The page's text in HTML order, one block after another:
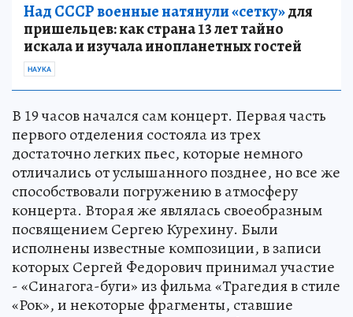
Над СССР военные натянули «сетку»для
пришельцев: как страна 13 лет тайно
искала и изучала инопланетных гостей
НАУКА
В 19 часов начался сам концерт. Первая часть
первого отделения состояла из трех
достаточно легких пьес, которые немного
отличались от услышанного позднее, но все же
способствовали погружению в атмосферу
концерта. Вторая же являлась своеобразным
посвящением Сергею Курехину. Были
исполнены известные композиции, в записи
которых Сергей Федорович принимал участие
- «Синагога-буги» из фильма «Трагедия в стиле
«Рок», и некоторые фрагменты, ставшие